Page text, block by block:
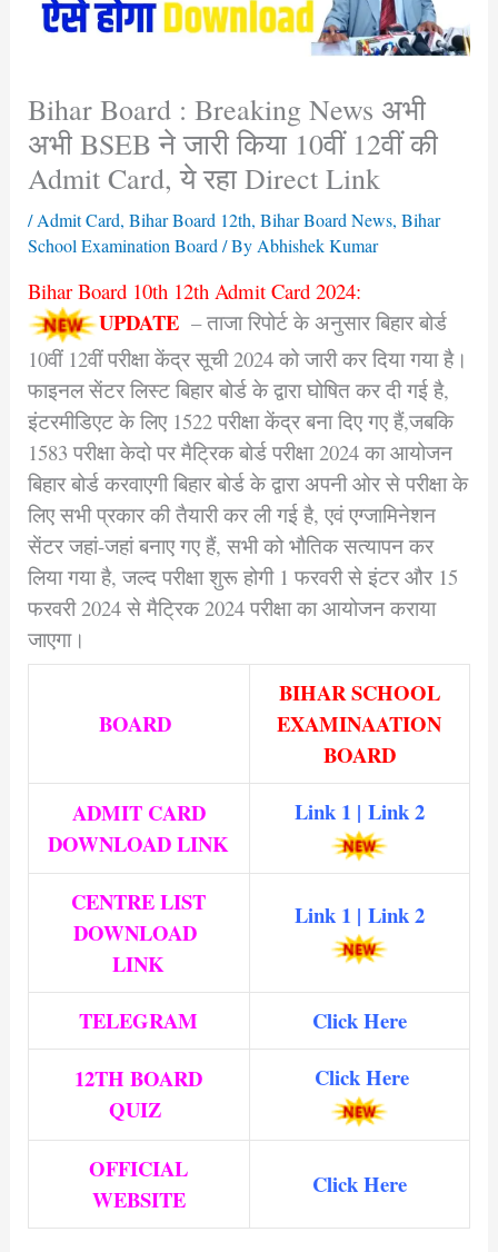
Bihar Board : Breaking News अभी
अभी BSEB ने जारी किया 10वीं 12वीं की
Admit Card, ये रहा Direct Link
/Admit Card, Bihar Board 12th, Bihar Board News, Bihar
School Examination Board / By Abhishek Kumar
Bihar Board 10th 12th Admit Card 2024:
UPDATE – ताजा रिपोर्ट के अनुसार बिहार बोर्ड
10वीं 12वीं परीक्षा केंद्र सूची 2024 को जारी कर दिया गया है।
फाइनल सेंटर लिस्ट बिहार बोर्ड के द्वारा घोषित कर दी गई है,
इंटरमीडिएट के लिए 1522 परीक्षा केंद्र बना दिए गए हैं,जबकि
1583 परीक्षा केदो पर मैट्रिक बोर्ड परीक्षा 2024 का आयोजन
बिहार बोर्ड करवाएगी बिहार बोर्ड के द्वारा अपनी ओर से परीक्षा के
लिए सभी प्रकार की तैयारी कर ली गई है, एवं एग्जामिनेशन
सेंटर जहां-जहां बनाए गए हैं, सभी को भौतिक सत्यापन कर
लिया गया है, जल्द परीक्षा शुरू होगी 1 फरवरी से इंटर और 15
फरवरी 2024 से मैट्रिक 2024 परीक्षा का आयोजन कराया
जाएगा।
BOARD
BIHAR SCHOOL
EXAMINAATION
BOARD
ADMIT CARD
DOWNLOAD LINK
Link 1 | Link 2
CENTRE LIST
DOWNLOAD
LINK
Link 1 | Link 2
TELEGRAM
Click Here
12TH BOARD
QUIZ
Click Here
OFFICIAL
WEBSITE
Click Here